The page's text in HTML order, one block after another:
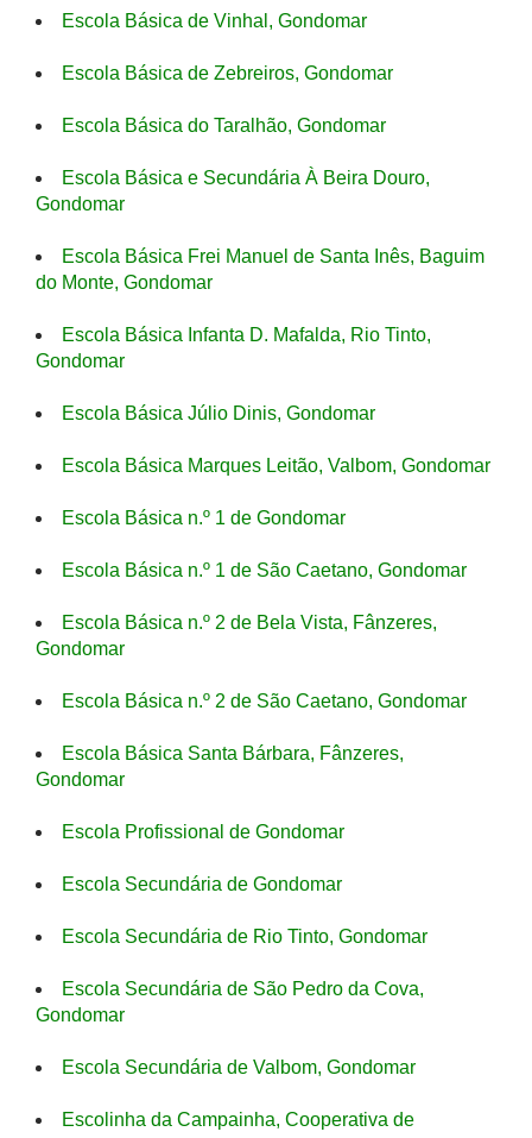
Escola Básica de Vinhal, Gondomar
Escola Básica de Zebreiros, Gondomar
Escola Básica do Taralhão, Gondomar
Escola Básica e Secundária À Beira Douro,
Gondomar
Escola Básica Frei Manuel de Santa Inês, Baguim
do Monte, Gondomar
Escola Básica Infanta D. Mafalda, Rio Tinto,
Gondomar
Escola Básica Júlio Dinis, Gondomar
Escola Básica Marques Leitão, Valbom, Gondomar
Escola Básica n.º 1 de Gondomar
Escola Básica n.º 1 de São Caetano, Gondomar
Escola Básica n.º 2 de Bela Vista, Fânzeres,
Gondomar
Escola Básica n.º 2 de São Caetano, Gondomar
Escola Básica Santa Bárbara, Fânzeres,
Gondomar
Escola Profissional de Gondomar
Escola Secundária de Gondomar
Escola Secundária de Rio Tinto, Gondomar
Escola Secundária de São Pedro da Cova,
Gondomar
Escola Secundária de Valbom, Gondomar
Escolinha da Campainha, Cooperativa de